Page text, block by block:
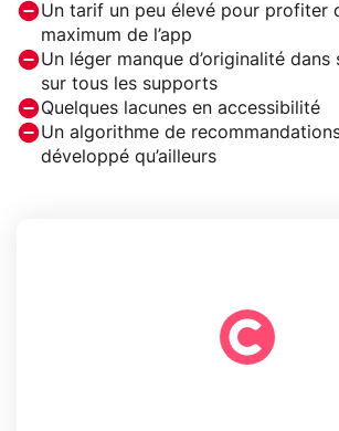
Un tarif un peu élevé pour profiter
maximum de l’app
Un léger manque d’originalité
sur tous les supports
Quelques lacunes en accessibilité
Un algorithme de
développé qu’ailleurs